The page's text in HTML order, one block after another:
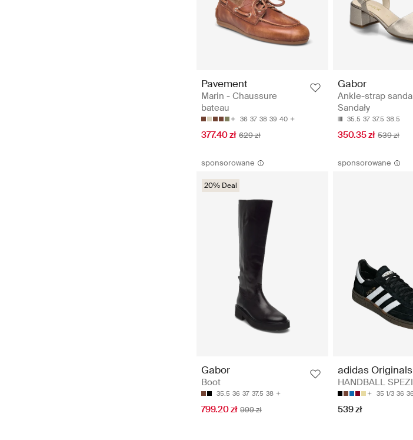
Pavement
Marin - Chaussure
bateau
36 37 38 39 40
377.40 zł 629 zł
Gabor
Ankle-strap
Sandały
35.5 37 37.5 38.5
350.35 zł 539 zł
sponsorowane
20% Deal
Gabor
Boot
35.5 36 37 37.5 38
799.20 zł 999 zł
sponsorowane
adidas Originals
HANDBALL
35 1/3 36
539 zł